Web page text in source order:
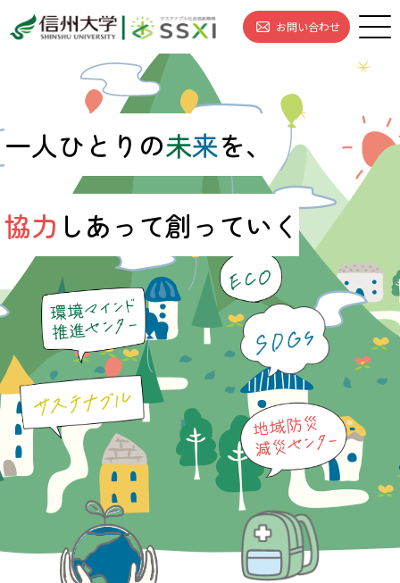
お問い合わせ
一人ひとりの未来を、
協力 しあって創っていく